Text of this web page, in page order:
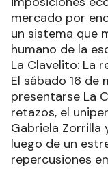
mercado por
un sistema que
humano de la
La Clavelito: La
El sábado 16 de
presentarse La
retazos, el
Gabriela Zorrilla
luego de un
repercusiones